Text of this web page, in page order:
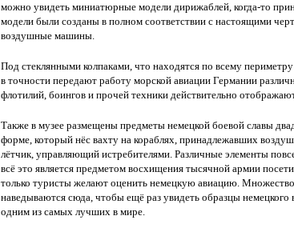
можно увидеть миниатюрные модели дирижаблей, когда-то
модели были созданы в полном соответствии с настоящими
воздушные машины.
Под стеклянными колпаками, что находятся по всему
в точности передают работу морской авиации Германии
флотилий, боингов и прочей техники действительно
Также в музее размещены предметы немецкой боевой славы
форме, который нёс вахту на кораблях, принадлежавших
лётчик, управляющий истребителями. Различные элементы
всё это является предметом восхищения тысячной армии
только туристы желают оценить немецкую авиацию.
наведываются сюда, чтобы ещё раз увидеть образцы
одним из самых лучших в мире.